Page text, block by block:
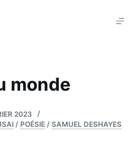
monde
2023
/ POÉSIE/ SAMUEL DESHAYES